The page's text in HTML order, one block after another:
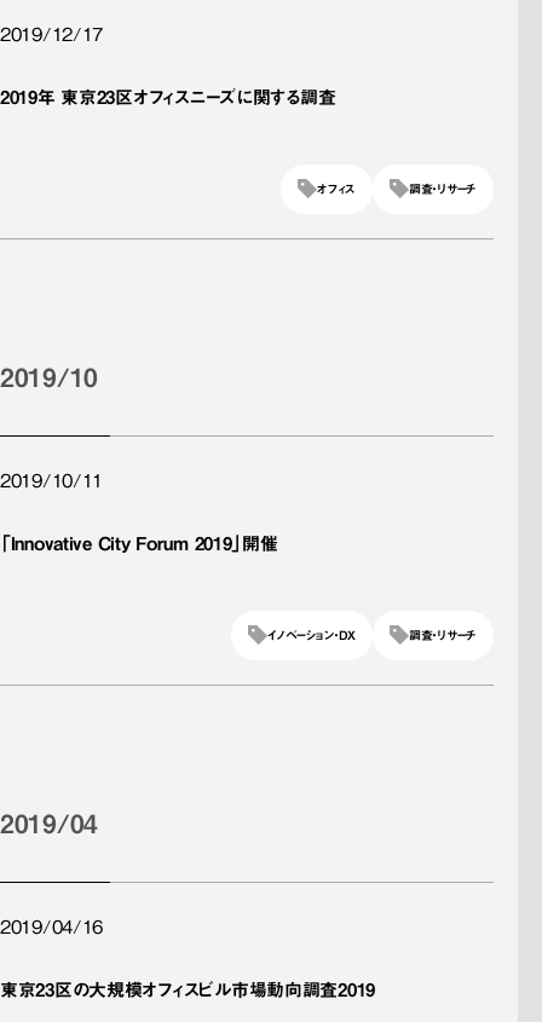
2019/12/17
2019年 東京23区オフィスニーズに関する調査
調査・リサーチ
オフィス
2019/10
2019/10/11
「Innovative City Forum 2019」開催
調査・リサーチ
イノベーション・DX
2019/04
2019/04/16
東京23区の大規模オフィスビル市場動向調査2019